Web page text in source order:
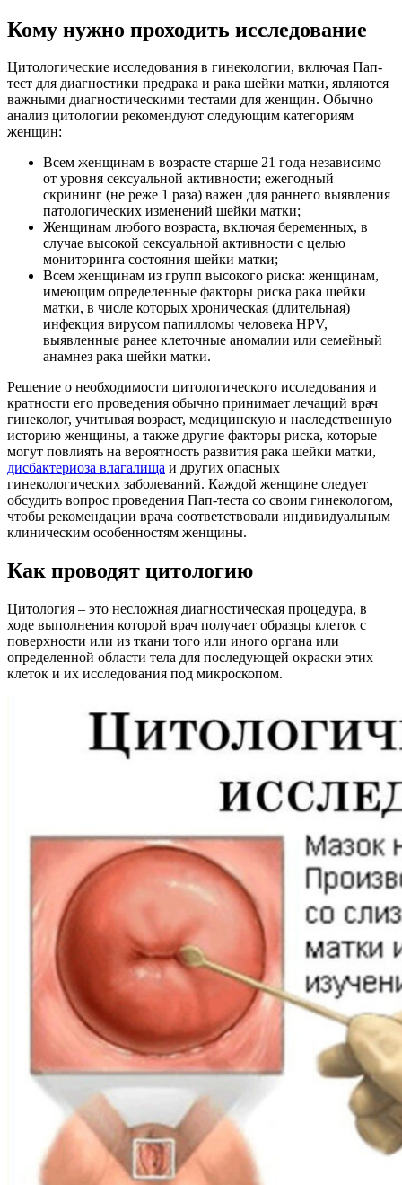
Кому нужно проходить исследование
Цитологические исследования в гинекологии, включая Пап-
тест для диагностики предрака и рака шейки матки, являются
важными диагностическими тестами для женщин. Обычно
анализ цитологии рекомендуют следующим категориям
женщин:
Всем женщинам в возрасте старше 21 года независимо
от уровня сексуальной активности; ежегодный
скрининг (не реже 1 раза) важен для раннего выявления
патологических изменений шейки матки;
Женщинам любого возраста, включая беременных, в
случае высокой сексуальной активности с целью
мониторинга состояния шейки матки;
Всем женщинам из групп высокого риска: женщинам,
имеющим определенные факторы риска рака шейки
матки, в числе которых хроническая (длительная)
инфекция вирусом папилломы человека HPV,
выявленные ранее клеточные аномалии или семейный
анамнез рака шейки матки.
Решение о необходимости цитологического исследования и
кратности его проведения обычно принимает лечащий врач
гинеколог, учитывая возраст, медицинскую и наследственную
историю женщины, а также другие факторы риска, которые
могут повлиять на вероятность развития рака шейки матки,
дисбактериоза влагалища и других опасных
гинекологических заболеваний. Каждой женщине следует
обсудить вопрос проведения Пап-теста со своим гинекологом,
чтобы рекомендации врача соответствовали индивидуальным
клиническим особенностям женщины.
Как проводят цитологию
Цитология – это несложная диагностическая процедура, в
ходе выполнения которой врач получает образцы клеток с
поверхности или из ткани того или иного органа или
определенной области тела для последующей окраски этих
клеток и их исследования под микроскопом.